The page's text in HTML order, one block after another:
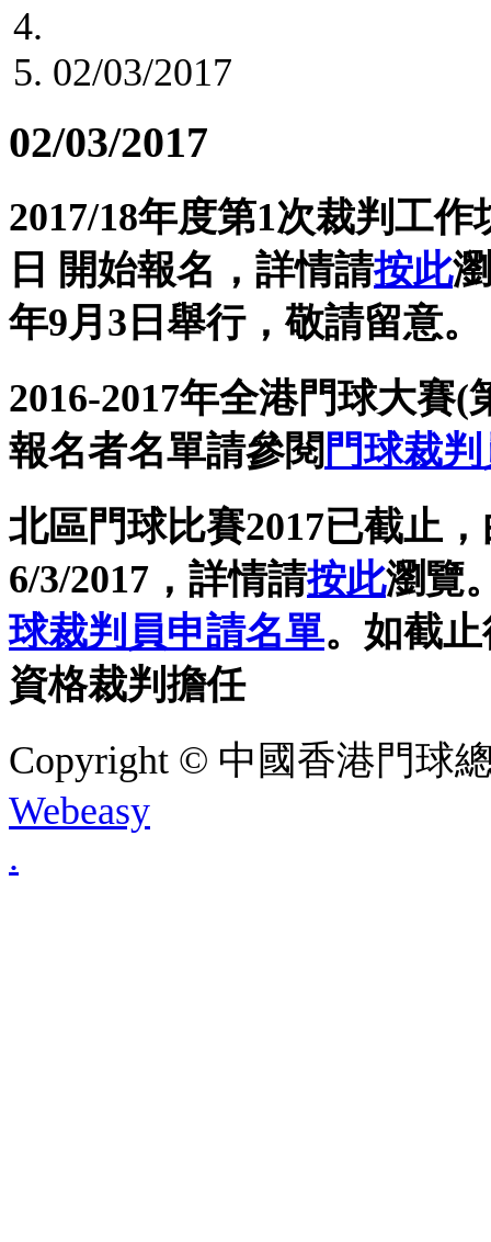
02/03/2017
02/03/2017
2017/18年度第1次裁判工作
日 開始報名，詳情請按此
年9月3日舉行，敬請留意。
2016-2017年全港門球大賽
報名者名單請參閱 門球裁
北區門球比賽2017已截止
6/3/2017，詳情請按此瀏覽
球裁判員申請名單。如截
資格裁判擔任
Copyright © 中國香港門球
Webeasy
.